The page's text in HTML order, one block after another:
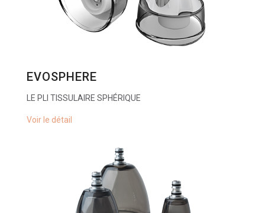
EVOSPHERE
LE PLI TISSULAIRE SPHÉRIQUE
Voir le détail